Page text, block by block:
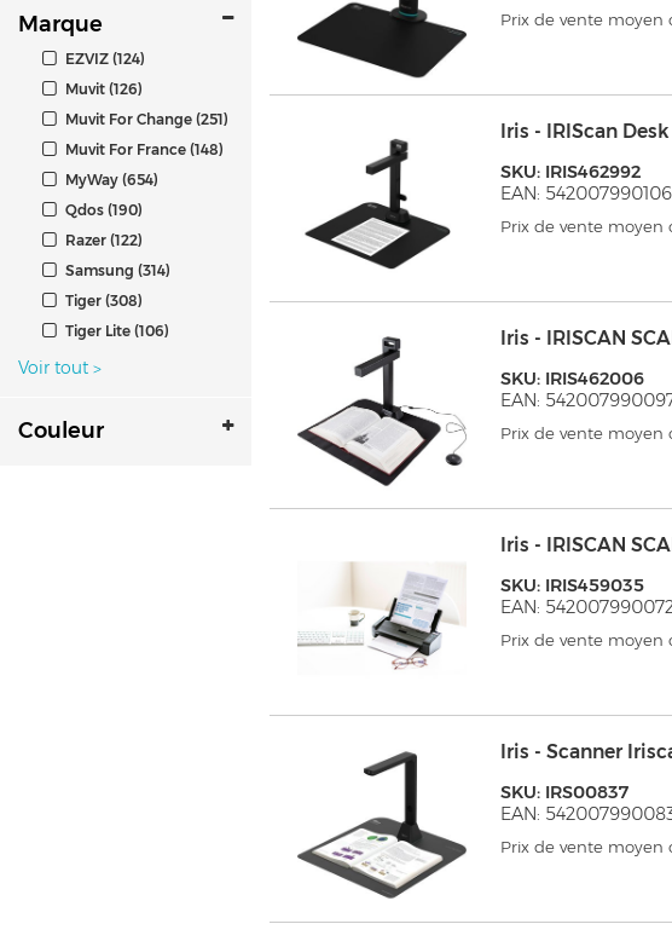
Marque
EZVIZ (124)
Muvit (126)
Muvit For Change (251)
Muvit For France (148)
MyWay (654)
Qdos (190)
Razer (122)
Samsung (314)
Tiger (308)
Tiger Lite (106)
Voir tout >
Couleur
Prix de vente moyen
Iris - IRIScan
SKU: IRIS462992
EAN:
Prix de vente moyen
Iris - IRISCAN
SKU: IRIS462006
EAN:
Prix de vente moyen
Iris - IRISCAN
SKU: IRIS459035
EAN:
Prix de vente moyen
Iris - Scanner
SKU: IRS00837
EAN:
Prix de vente moyen